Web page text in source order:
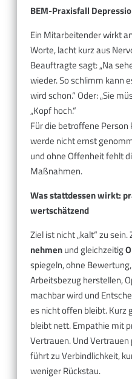
BEM-Praxisfall
Ein Mitarbeitender wirkt
Worte, lacht kurz aus
Beauftragte sagt: „Na
wieder. So schlimm kann
wird schon.“ Oder: „Sie
„Kopf hoch.“
Für die betroffene Person
werde nicht ernst
und ohne Offenheit fehlt
Maßnahmen.
Was stattdessen wirkt:
wertschätzend
Ziel ist nicht „kalt“ zu
nehmenund gleichzeitig
spiegeln, ohne
Arbeitsbezug herstellen,
machbar wird und
es nicht offen bleibt. Kurz
bleibt nett. Empathie mit
Vertrauen. Und
führt zu Verbindlichkeit,
weniger Rückstau.